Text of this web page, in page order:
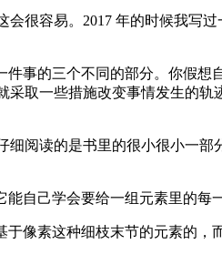
容易。2017 年的时候我写过一
事的三个不同的部分。你假想
取一些措施改变事情发生的
阅读的是书里的很小很小一部
己学会要给一组元素里的每
像素这种细枝末节的元素的，